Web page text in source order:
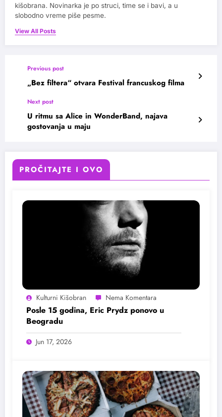
kišobrana. Novinarka je po struci, time se i bavi, a u
slobodno vreme piše pesme.
View All Posts
Previous post
„Bez filtera“ otvara Festival francuskog filma
Next post
U ritmu sa Alice in WonderBand, najava
gostovanja u maju
PROČITAJTE I OVO
Kulturni Kišobran
Posle 15 godina, Eric Prydz ponovo u
Beogradu
Jun 17, 2026